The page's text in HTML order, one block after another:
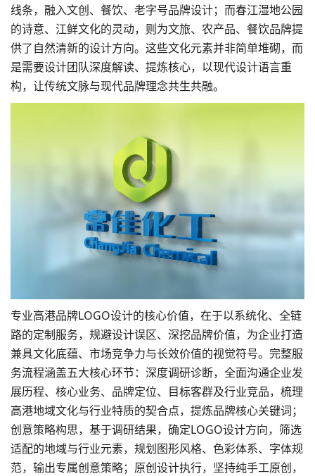
线条，融入文创、餐饮、老字号品牌设计；而春江湿地公园
的诗意、江鲜文化的灵动，则为文旅、农产品、餐饮品牌提
供了自然清新的设计方向。这些文化元素并非简单堆砌，而
是需要设计团队深度解读、提炼核心，以现代设计语言重
构，让传统文脉与现代品牌理念共生共融。
专业高港品牌LOGO设计的核心价值，在于以系统化、全链
路的定制服务，规避设计误区、深挖品牌价值，为企业打造
兼具文化底蕴、市场竞争力与长效价值的视觉符号。完整服
务流程涵盖五大核心环节：深度调研诊断，全面沟通企业发
展历程、核心业务、 品牌定位、目标客群及行业竞品，梳理
高港地域文化与行业特质的契合点，提炼品牌核心关键词；
创意策略构思，基于调研结果，确定LOGO设计方向，筛选
适配的地域与行业元素，规划图形风格、色彩体系、字体规
范，输出专属创意策略；原创设计执行，坚持纯手工原创，